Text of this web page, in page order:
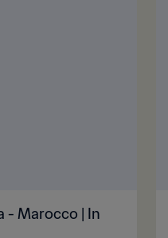
- Marocco | In